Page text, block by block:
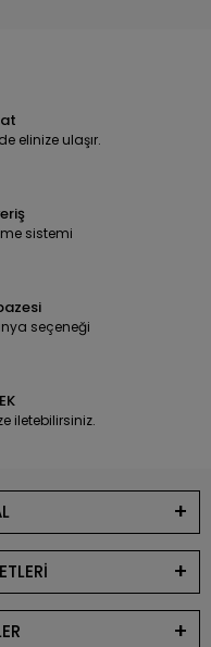
elinize ulaşır.
sistemi
seçeneği
iletebilirsiniz.